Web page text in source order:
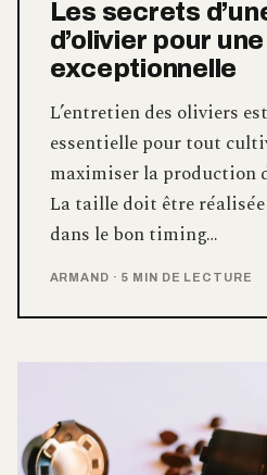
Les secrets
d’olivier pour
exceptionnelle
L’entretien des oliviers
essentielle pour tout
maximiser la production
La taille doit être
dans le bon timing…
ARMAND · 5 MIN DE LECTURE